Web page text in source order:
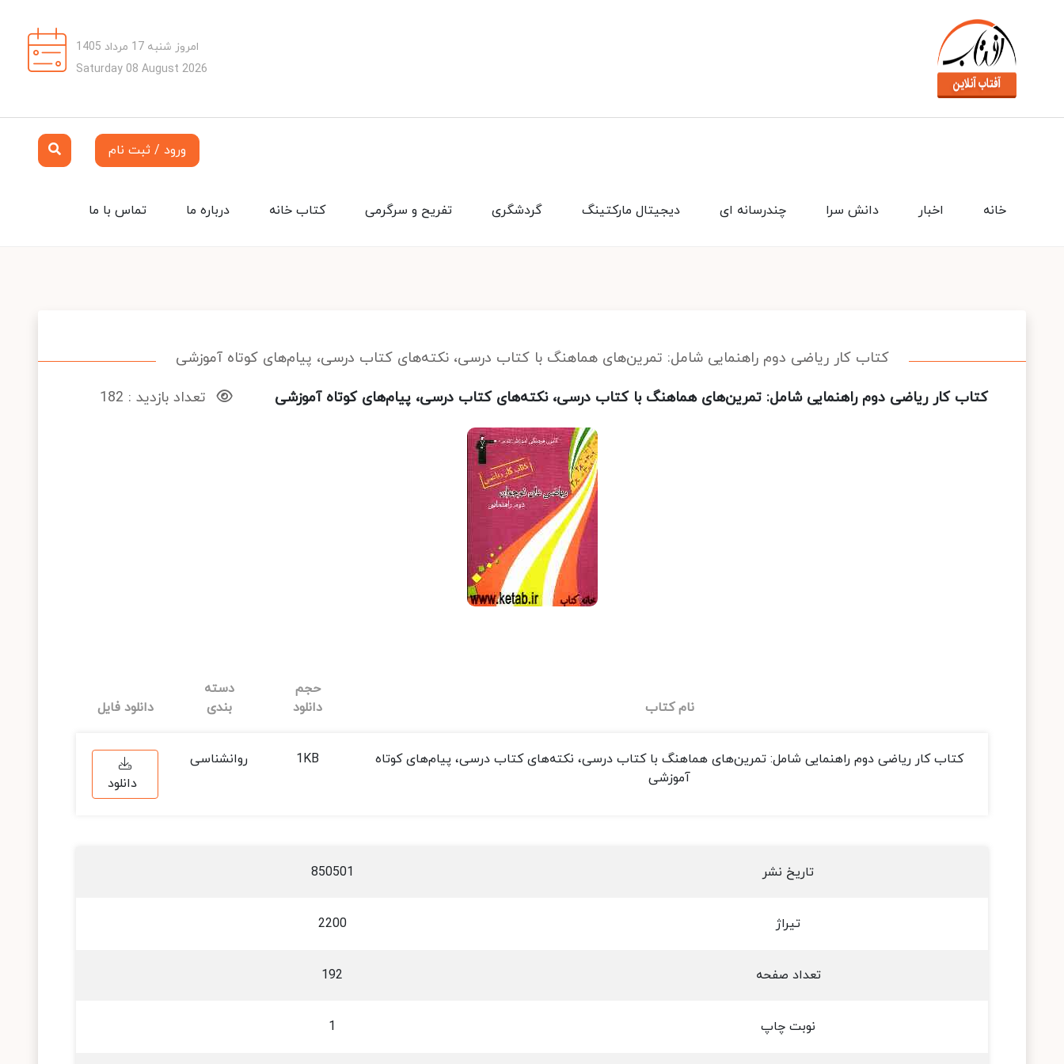
امروز شنبه 17 مرداد 1405
Saturday 08 August 2026
ورود / ثبت نام
تماس با ما درباره ما کتاب خانه تفریح و سرگرمی گردشگری دیجیتال مارکتینگ چندرسانه ای دانش سرا اخبار خانه
کتاب کار ریاضی دوم راهنمایی شامل: تمرین‌های هماهنگ با کتاب درسی، نکته‌های کتاب درسی، پیام‌های کوتاه آموزشی
کتاب کار ریاضی دوم راهنمایی شامل: تمرین‌های هماهنگ با کتاب درسی، نکته‌های کتاب درسی، پیام‌های کوتاه آموزشی
تعداد بازدید : 182
نام کتاب
حجم
دانلود
دسته
بندی
دانلود فایل
کتاب کار ریاضی دوم راهنمایی شامل: تمرین‌های هماهنگ با کتاب درسی، نکته‌های کتاب درسی، پیام‌های کوتاه
آموزشی
1KB
روانشناسی
دانلود
تاریخ نشر 850501
تیراژ 2200
تعداد صفحه 192
نوبت چاپ 1